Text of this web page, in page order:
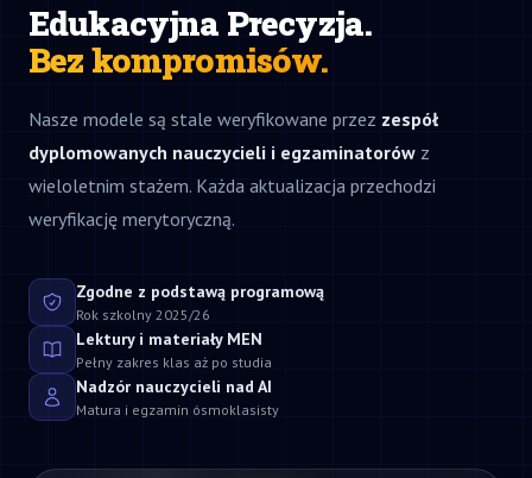
Edukacyjna Precyzja.
Bez kompromisów.
Nasze modele są stale weryfikowane przez zespół
dyplomowanych nauczycieli i egzaminatorów z
wieloletnim stażem. Każda aktualizacja przechodzi
weryfikację merytoryczną.
Zgodne z podstawą programową
Rok szkolny 2025/26
Lektury i materiały MEN
Pełny zakres klas aż po studia
Nadzór nauczycieli nad AI
Matura i egzamin ósmoklasisty